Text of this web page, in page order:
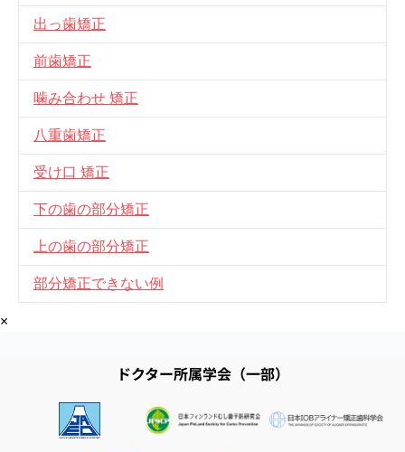
出っ歯矯正
前歯矯正
噛み合わせ 矯正
八重歯矯正
受け口 矯正
下の歯の部分矯正
上の歯の部分矯正
部分矯正できない例
×
ドクター所属学会（一部）